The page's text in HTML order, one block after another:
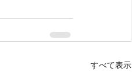
すべて表示